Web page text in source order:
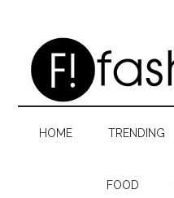
content
secondary
primary
sidebar
HOME TRENDING
FOOD